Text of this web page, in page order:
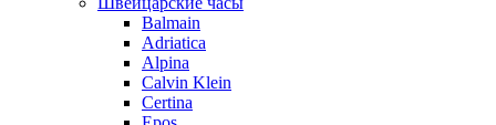
Balmain
Adriatica
Alpina
Calvin Klein
Certina